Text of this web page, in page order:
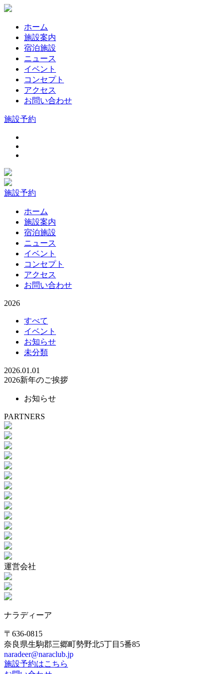
ホーム
施設案内
宿泊施設
ニュース
イベント
コンセプト
アクセス
お問い合わせ
施設予約
施設予約
ホーム
施設案内
宿泊施設
ニュース
イベント
コンセプト
アクセス
お問い合わせ
2026
すべて
イベント
お知らせ
未分類
2026.01.01
2026新年のご挨拶
お知らせ
PARTNERS
運営会社
ナラディーア
〒636-0815
奈良県生駒郡三郷町勢野北5丁目5番85
naradeer@naraclub.jp
施設予約はこちら